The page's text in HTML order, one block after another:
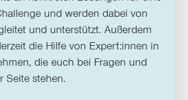
und werden dabei von
und unterstützt. Außerdem
die Hilfe von Expert:innen in
die euch bei Fragen und
Seite stehen.